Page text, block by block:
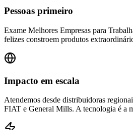
Pessoas primeiro
Exame Melhores Empresas para
felizes constroem produtos
Impacto em escala
Atendemos desde distribuidoras
FIAT e General Mills. A tecnologia é a